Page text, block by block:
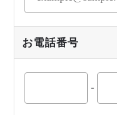
お電話番号
-